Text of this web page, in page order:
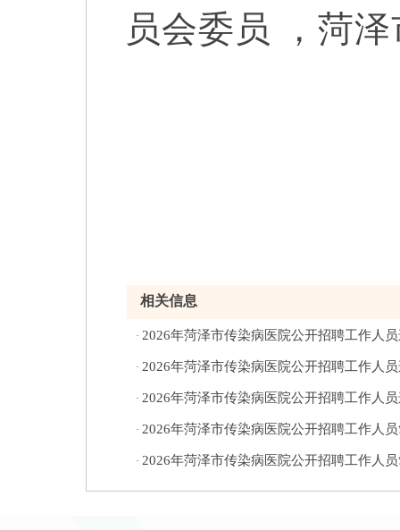
员会委员
，菏
相关信息
· 2026年菏泽市传染病医院公开招聘工作人
· 2026年菏泽市传染病医院公开招聘工作人
· 2026年菏泽市传染病医院公开招聘工作人
· 2026年菏泽市传染病医院公开招聘工作人
· 2026年菏泽市传染病医院公开招聘工作人